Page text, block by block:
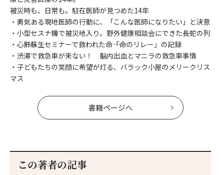
被災時も、日常も。駐在医師が見つめた14年
・勇気ある現地医師の行動に、「こんな医師になりたい」と決意
・小型セスナ機で被災地入り。野外健康相談会にできた長蛇の列
・心肺蘇生セミナーで救われた命――「命のリレー」の記録
・渋滞で救急車が来ない！ 脳内出血とマニラの救急車事情
・子どもたちの笑顔に希望が灯る、バラック小屋のメリークリス
マス
書籍ページへ
この著者の記事